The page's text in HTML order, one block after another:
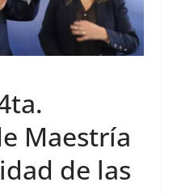
Maestría
de las